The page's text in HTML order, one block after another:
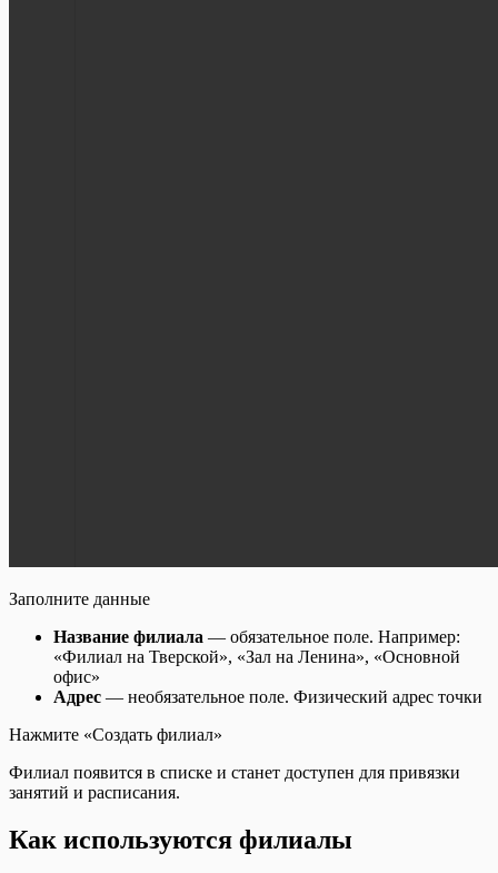
Заполните данные
Название филиала — обязательное поле. Например:
«Филиал на Тверской», «Зал на Ленина», «Основной
офис»
Адрес — необязательное поле. Физический адрес точки
Нажмите «Создать филиал»
Филиал появится в списке и станет доступен для привязки
занятий и расписания.
Как используются филиалы